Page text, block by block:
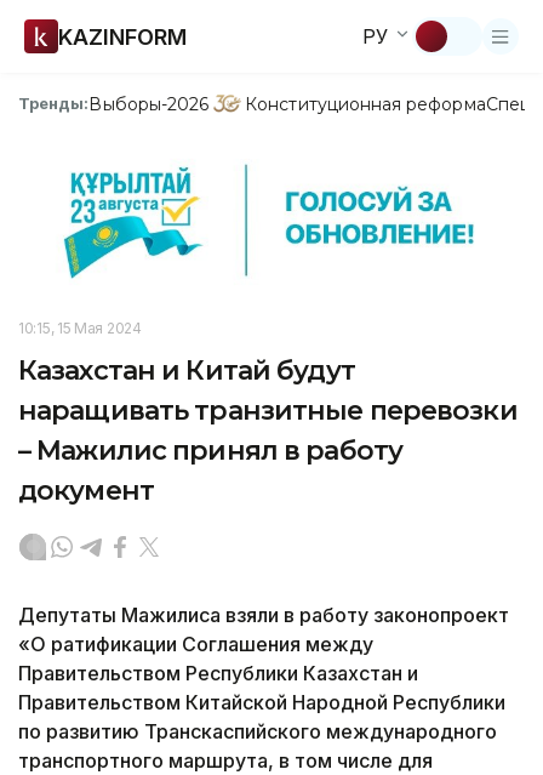
KAZINFORM РУ
Тренды:Выборы-2026 Конституционная реформа
10:15, 15 Мая 2024
Казахстан и Китай будут
наращивать транзитные перевозки
– Мажилис принял в работу
документ
Депутаты Мажилиса взяли в работу законопроект
«О ратификации Соглашения между
Правительством Республики Казахстан и
Правительством Китайской Народной Республики
по развитию Транскаспийского международного
транспортного маршрута, в том числе для